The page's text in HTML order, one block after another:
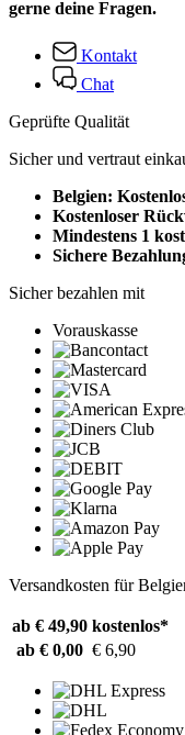
gerne deine Fragen.
Kontakt
Chat
Geprüfte Qualität
Sicher und vertraut
Belgien:
Kostenloser
Mindestens 1
Sichere
Sicher bezahlen mit
Vorauskasse
Versandkosten für
ab € 49,90 kostenlos*
ab € 0,00 € 6,90